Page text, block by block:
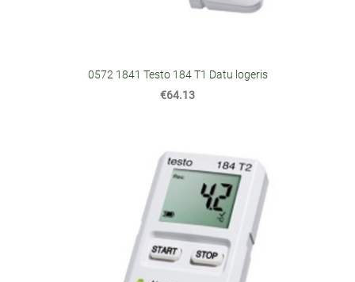
0572 1841 Testo 184 T1 Datu logeris
€64.13